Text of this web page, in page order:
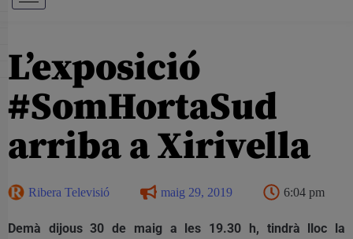
L’exposició
#SomHortaSud
arriba a Xirivella
Ribera Televisió maig 29, 2019 6:04 pm
Demà dijous 30 de maig a les 19.30 h, tindrà lloc la